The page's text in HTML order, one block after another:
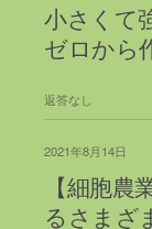
小さくて
ゼロから
返答なし
2021年8月14日
【細胞
るさまざ